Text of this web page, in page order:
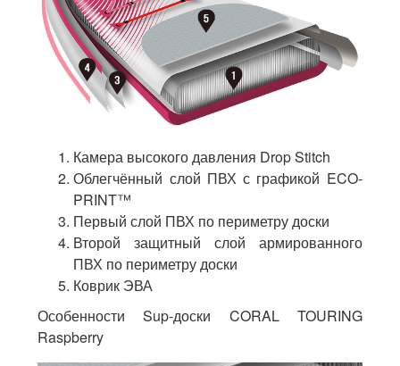
Камера высокого давления Drop Stitch
Облегчённый слой ПВХ с графикой ECO-
PRINT™
Первый слой ПВХ по периметру доски
Второй защитный слой армированного
ПВХ по периметру доски
Коврик ЭВА
Особенности Sup-доски CORAL TOURING
Raspberry